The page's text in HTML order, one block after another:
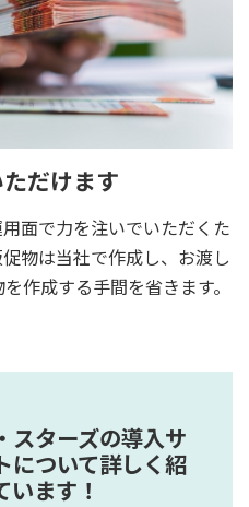
だけます
面で力を注いでいただくた
物は当社で作成し、お渡し
作成する手間を省きます。
スターズの導入サ
について詳しく紹
います！